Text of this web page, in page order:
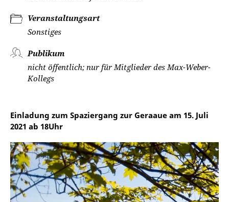
Veranstaltungsart
Sonstiges
Publikum
nicht öffentlich; nur für Mitglieder des Max-Weber-
Kollegs
Einladung zum Spaziergang zur Geraaue am 15. Juli
2021 ab 18Uhr